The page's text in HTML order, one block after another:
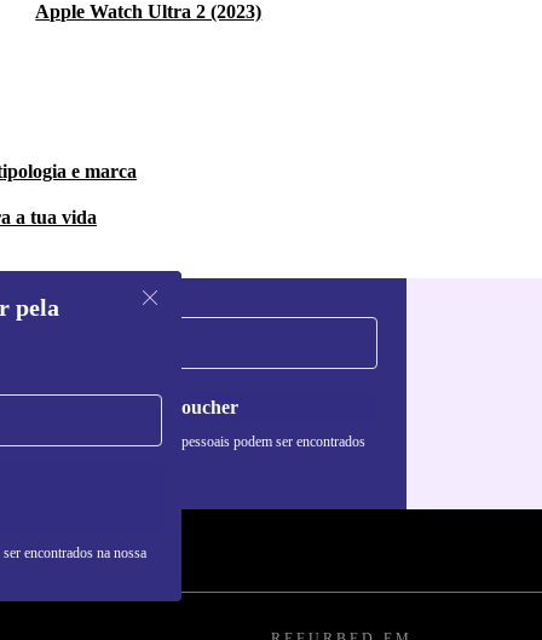
Apple Watch Ultra 2 (2023)
e marca
a tua vida
pela
encontrados na nossa
Pedir voucher
sobre o uso de dados pessoais podem ser encontrados